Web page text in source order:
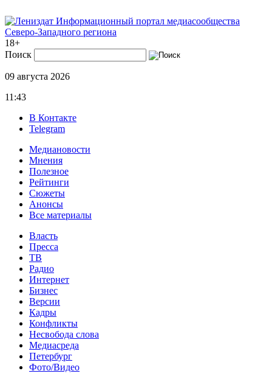
Информационный портал медиасообщества
Северо-Западного региона
18+
Поиск
09 августа 2026
11:43
В Контакте
Telegram
Медиановости
Мнения
Полезное
Рейтинги
Сюжеты
Анонсы
Все материалы
Власть
Пресса
ТВ
Радио
Интернет
Бизнес
Версии
Кадры
Конфликты
Несвобода слова
Медиасреда
Петербург
Фото/Видео